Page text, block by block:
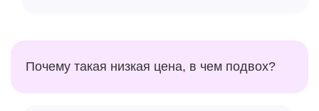
Почему такая низкая цена, в чем подвох?